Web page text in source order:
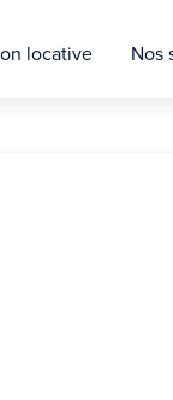
locative Nos